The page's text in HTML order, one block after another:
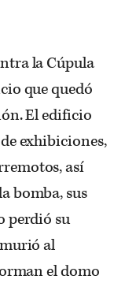
la Cúpula
que quedó
El edificio
exhibiciones,
así
bomba, sus
perdió su
al
el domo